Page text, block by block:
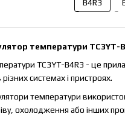
температури TC3YT-
TC3YT-B4R3 - це
системах і пристроях.
температури
охолодження або інших